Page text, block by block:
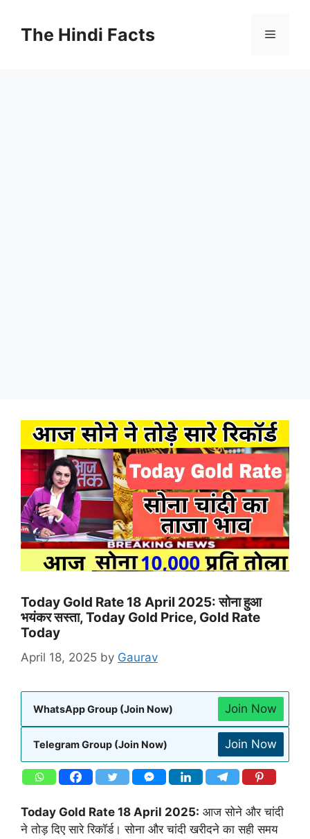
The Hindi Facts
Today Gold Rate 18 April 2025: सोना हुआ
भयंकर सस्ता, Today Gold Price, Gold Rate
Today
April 18, 2025 by Gaurav
WhatsApp Group (Join Now) Join Now
Telegram Group (Join Now) Join Now
Today Gold Rate 18 April 2025: आज सोने और चांदी
ने तोड़ दिए सारे रिकॉर्ड। सोना और चांदी खरीदने का सही समय